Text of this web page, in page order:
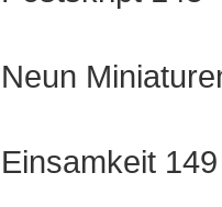
Neun
Einsamkeit 149